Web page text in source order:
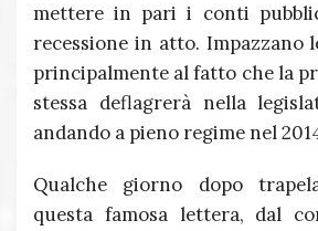
mettere in pari i conti
recessione in atto. Impazzano
principalmente al fatto che la
stessa deflagrerà nella
andando a pieno regime nel
Qualche giorno dopo
questa famosa lettera, dal